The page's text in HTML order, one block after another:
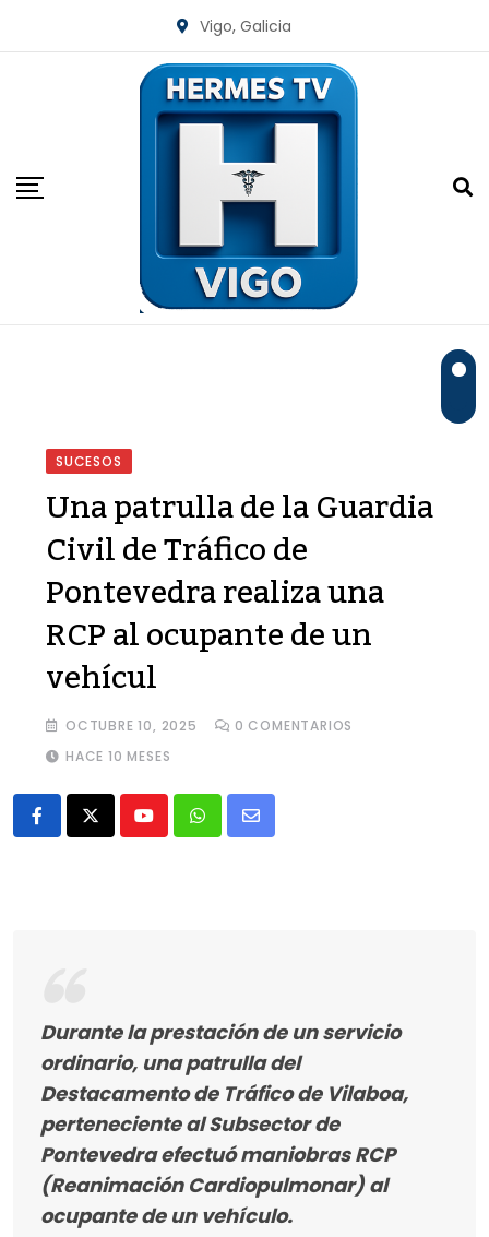
Vigo, Galicia
SUCESOS
Una patrulla de la Guardia
Civil de Tráfico de
Pontevedra realiza una
RCP al ocupante de un
vehícul
OCTUBRE 10, 2025 0 COMENTARIOS
HACE 10 MESES
YoutubeWhatsapp
Share
Durante la prestación de un servicio
ordinario, una patrulla del
Destacamento de Tráfico de Vilaboa,
perteneciente al Subsector de
Pontevedra efectuó maniobras RCP
(Reanimación Cardiopulmonar) al
ocupante de un vehículo.